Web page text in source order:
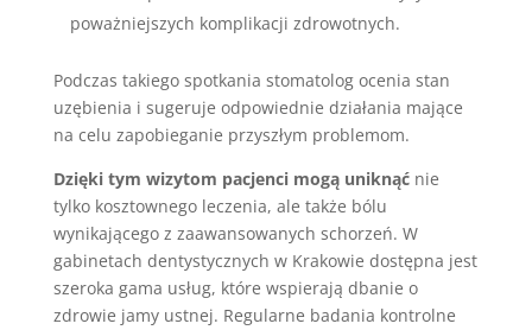
poważniejszych komplikacji zdrowotnych.
Podczas takiego spotkania stomatolog ocenia stan
uzębienia i sugeruje odpowiednie działania mające
na celu zapobieganie przyszłym problemom.
Dzięki tym wizytom pacjenci mogą uniknąćnie
tylko kosztownego leczenia, ale także bólu
wynikającego z zaawansowanych schorzeń. W
gabinetach dentystycznych w Krakowie dostępna jest
szeroka gama usług, które wspierają dbanie o
zdrowie jamy ustnej. Regularne badania kontrolne